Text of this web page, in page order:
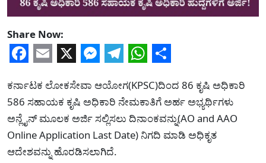
Share Now:
Facebook
Email
X Messenger
Telegram
WhatsApp
Share
ಕರ್ನಾಟಕ ಲೋಕಸೇವಾ ಆಯೋಗ(KPSC)ದಿಂದ 86 ಕೃಷಿ ಅಧಿಕಾರಿ
586 ಸಹಾಯಕ ಕೃಷಿ ಅಧಿಕಾರಿ ನೇಮಕಾತಿಗೆ ಅರ್ಹ ಅಭ್ಯರ್ಥಿಗಳು
ಅನ್ಲೈನ್ ಮೂಲಕ ಅರ್ಜಿ ಸಲ್ಲಿಸಲು ದಿನಾಂಕವನ್ನು(AO and AAO
Online Application Last Date) ನಿಗದಿ ಮಾಡಿ ಅಧಿಕೃತ
ಆದೇಶವನ್ನು ಹೊರಡಿಸಲಾಗಿದೆ.